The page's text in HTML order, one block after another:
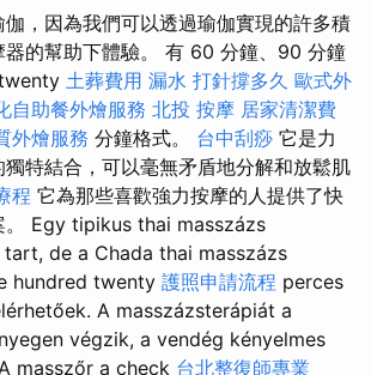
，因為我們可以透過瑜伽實現的許多積
器的幫助下體驗。 有 60 分鐘、90 分鐘
土葬費用 漏水 打針撐多久 歐式外
自助餐外燴服務 北投 按摩 居家清潔費
外燴服務 分鐘格式。 台中刮痧 它是力
特結合，可以毫無矛盾地分解和放鬆肌
程 它為那些喜歡強力按摩的人提供了快
。 Egy tipikus thai masszázs
de a Chada thai masszázs
hundred twenty 護照申請流程 perces
A masszázsterápiát a
végzik, a vendég kényelmes
masszőr a check 台北整復師專業